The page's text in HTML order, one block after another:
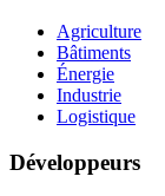
Agriculture
Bâtiments
Énergie
Industrie
Logistique
Développeurs